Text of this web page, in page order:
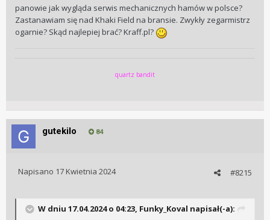
panowie jak wygląda serwis mechanicznych hamów w polsce?
Zastanawiam się nad Khaki Field na bransie. Zwykły zegarmistrz
ogarnie? Skąd najlepiej brać? Kraff.pl?
quartz bandit
gutekilo 84
#8215
Napisano 17 Kwietnia 2024
W dniu 17.04.2024 o 04:23, Funky_Koval napisał(-a):